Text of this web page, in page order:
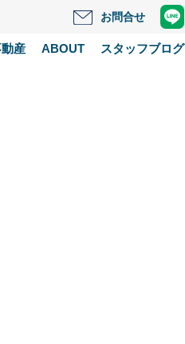
お問合せ
産 ABOUT スタッフブログ